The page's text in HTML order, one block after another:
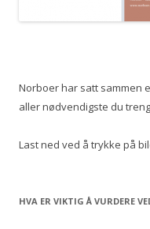
Norboer har satt sammen
aller nødvendigste du
Last ned ved å trykke på
HVA ER VIKTIG Å VURDERE